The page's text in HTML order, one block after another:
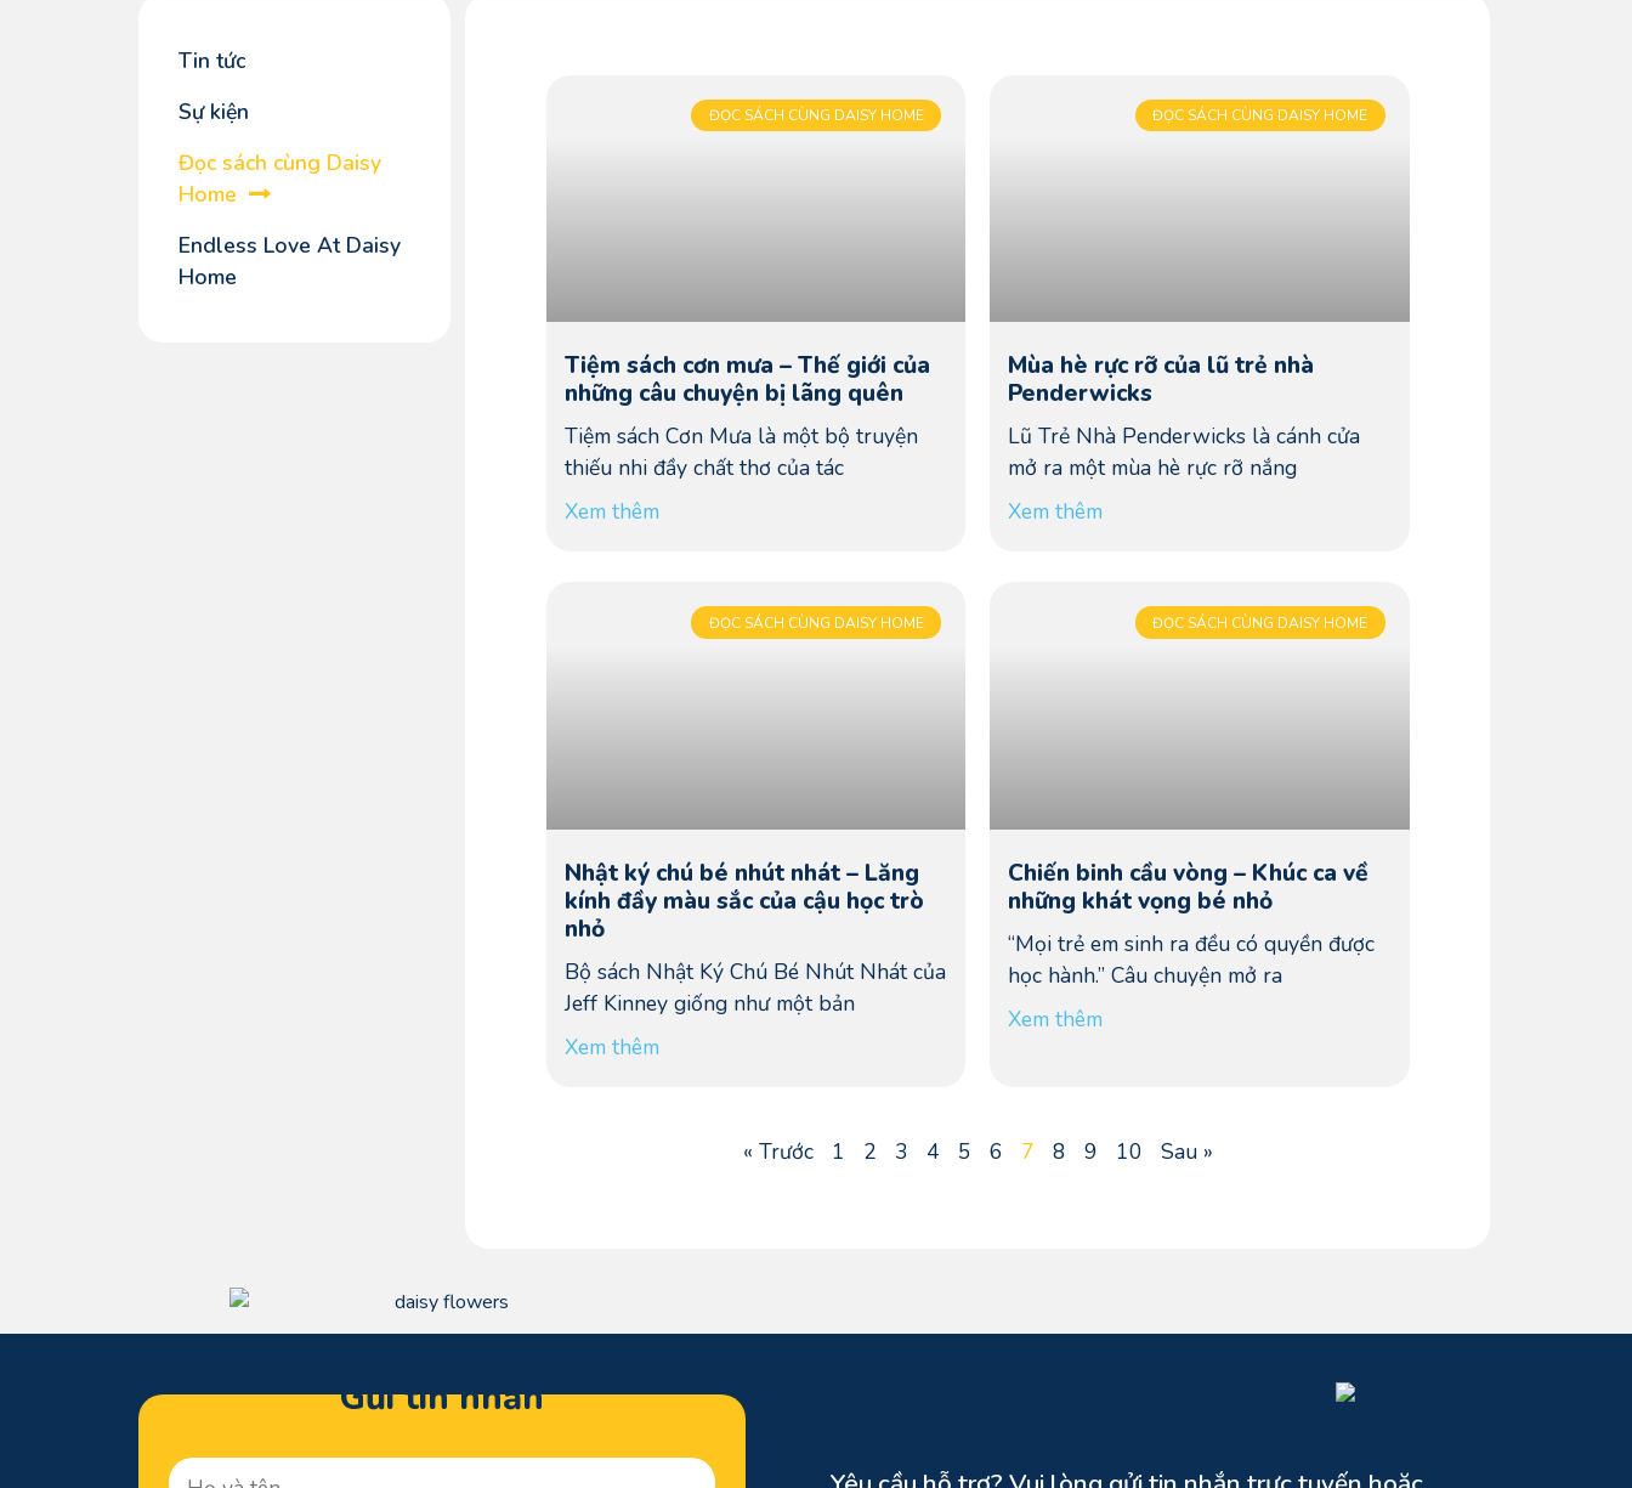
Tin tức
Sự kiện
Đọc sách cùng Daisy
Home
Endless Love At Daisy
Home
ĐỌC SÁCH CÙNG DAISY HOME
Tiệm sách cơn mưa – Thế giới của
những câu chuyện bị lãng quên
Tiệm sách Cơn Mưa là một bộ truyện
thiếu nhi đầy chất thơ của tác
Xem thêm
ĐỌC SÁCH CÙNG DAISY HOME
Mùa hè rực rỡ của lũ trẻ nhà
Penderwicks
Lũ Trẻ Nhà Penderwicks là cánh cửa
mở ra một mùa hè rực rỡ nắng
Xem thêm
ĐỌC SÁCH CÙNG DAISY HOME
Nhật ký chú bé nhút nhát – Lăng
kính đầy màu sắc của cậu học trò
nhỏ
Bộ sách Nhật Ký Chú Bé Nhút Nhát của
Jeff Kinney giống như một bản
Xem thêm
ĐỌC SÁCH CÙNG DAISY HOME
Chiến binh cầu vòng – Khúc ca về
những khát vọng bé nhỏ
“Mọi trẻ em sinh ra đều có quyền được
học hành.” Câu chuyện mở ra
Xem thêm
« Trước 1 2 3 4 5 6 7 8 9 10 Sau »
Gửi tin nhắn